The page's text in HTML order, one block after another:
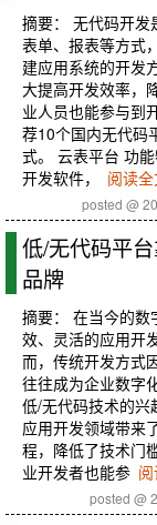
摘要： 无代码开发
表单、报表等方式
建应用系统的开发
大提高开发效率，
业人员也能参与到
荐10个国内无代码
式。 云表平台 功
开发软件，
阅读
posted @
低/无代码平
品牌
摘要： 在当今的数
效、灵活的应用开
而，传统开发方式
往往成为企业数字
低/无代码技术的兴
应用开发领域带来
程，降低了技术门
业开发者也能参
posted @